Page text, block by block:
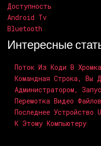
Доступность
Android Tv
Bluetooth
Интересные
Поток Из Коди В
Командная Строка, Вы
Администратором,
Перемотка Видео
Последнее Устройство
К Этому Компьютеру